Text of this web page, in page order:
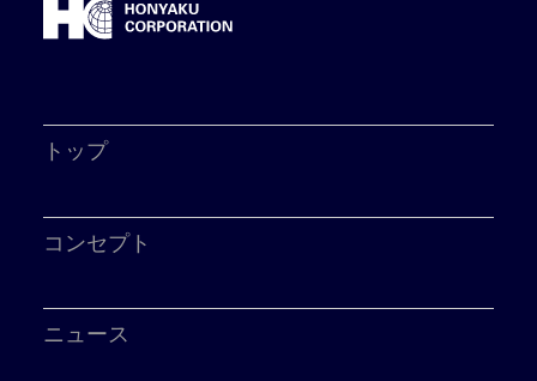
トップ
コンセプト
ニュース